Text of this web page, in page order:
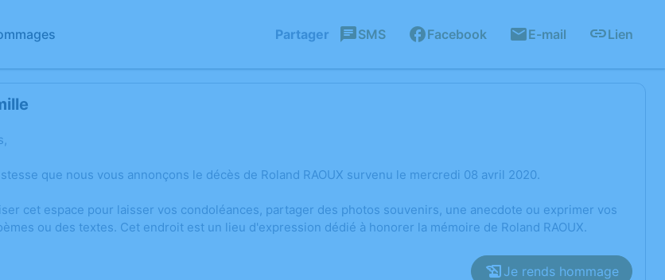
Partager SMS Facebook E-mail Lien
que nous vous annonçons le décès de Roland RAOUX survenu le mercredi 08 avril 2020.
cet espace pour laisser vos condoléances, partager des photos souvenirs, une anecdote ou exprimer vos
ou des textes. Cet endroit est un lieu d'expression dédié à honorer la mémoire de Roland RAOUX.
Je rends hommage